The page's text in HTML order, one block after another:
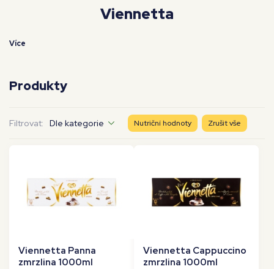
Viennetta
Více
Produkty
Filtrovat: Dle kategorie Nutriční hodnoty Zrušit vše
Viennetta Panna
zmrzlina 1000ml
Viennetta Cappuccino
zmrzlina 1000ml